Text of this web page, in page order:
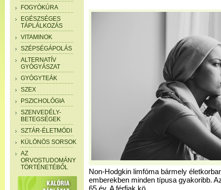
FOGYÓKÚRA
EGÉSZSÉGES
TÁPLÁLKOZÁS
VITAMINOK
SZÉPSÉGÁPOLÁS
ALTERNATÍV
GYÓGYÁSZAT
GYÓGYTEÁK
SZEX
PSZICHOLÓGIA
SZENVEDÉLY-
BETEGSÉGEK
SZTÁR-ÉLETMÓDI
KÜLÖNÖS SORSOK
AZ
ORVOSTUDOMÁNY
TÖRTÉNETÉBŐL
Non-Hodgkin limfóma bármely
emberekben minden típusa gyakoribb.